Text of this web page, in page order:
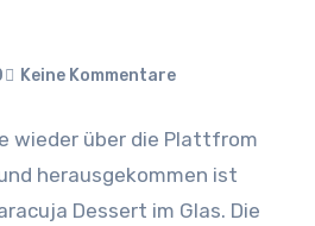
Keine Kommentare
wieder über die Plattfrom
herausgekommen ist
Dessert im Glas. Die